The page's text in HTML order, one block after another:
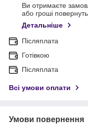
Ви отримаєте
або гроші
Детальніше
Післяплата
Готівкою
Післяплата
Всі умови оплати
Умови повернення